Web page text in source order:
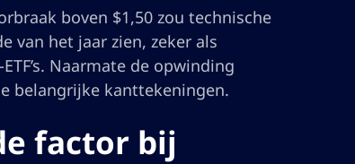
boven $1,50 zou technische
van het jaar zien, zeker als
Naarmate de opwinding
belangrijke kanttekeningen.
factor bij